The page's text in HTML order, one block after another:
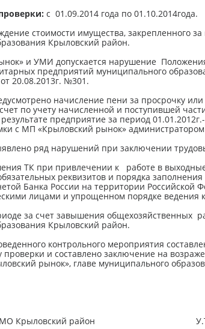
с 01.09.2014 года по 01.10.2014года.
стоимости имущества, закрепленного
Крыловский район.
и УМИ допускается нарушение
предприятий муниципального
20.08.2013г. №301.
начисление пени за просрочку
по учету начисленной и поступившей
предприятие за период
с МП «Крыловский рынок»
ряд нарушений при заключении
ТК при привлечении к работе в
реквизитов и порядка
Банка России на территории Российской
лицами и упрощенном порядке ведения
за счет завышения общехозяйственных
Крыловский район.
контрольного мероприятия
проверки и составлено заключение на
рынок», главе муниципального
КСП МО Крыловский район У.Т.